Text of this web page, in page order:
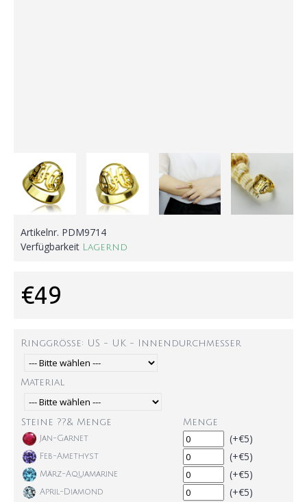
Artikelnr. PDM9714
Verfügbarkeit Lagernd
€49
Ringgröße: US - UK - Innendurchmesser
Material
Steine ??& Menge Menge
Jan-Garnet (+€5)
Feb-Amethyst (+€5)
März-Aquamarine (+€5)
April-Diamond (+€5)